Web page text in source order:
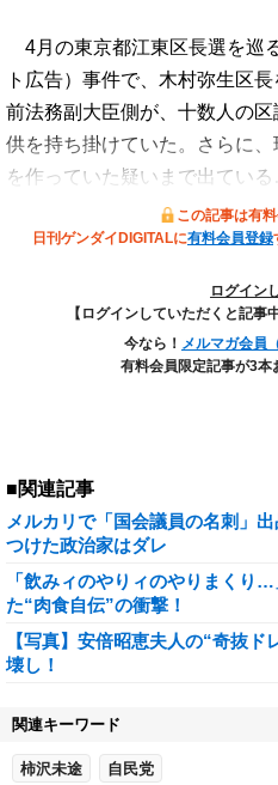
4月の東京都江東区長選を巡
ト広告）事件で、木村弥生区
前法務副大臣側が、十数人の
供を持ち掛けていた。さらに
を作っていた疑いまで出ている
この記事は有料
日刊ゲンダイDIGITALに有料会員登録
ログイン
【ログインしていただくと記事
今なら！ メルマガ会員
有料会員限定記事が3本
■関連記事
メルカリで「国会議員の名刺」
つけた政治家はダレ
「飲みィのやりィのやりまくり
た“肉食自伝”の衝撃！
【写真】安倍昭恵夫人の“奇抜
壊し！
関連キーワード
柿沢未途 自民党